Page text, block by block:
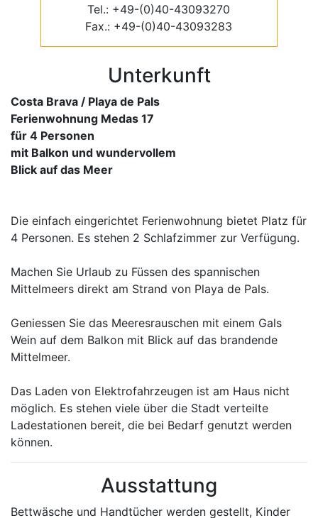
Tel.: +49-(0)40-43093270
Fax.: +49-(0)40-43093283
Unterkunft
Costa Brava / Playa de Pals
Ferienwohnung Medas 17
für 4 Personen
mit Balkon und wundervollem
Blick auf das Meer
Die einfach eingerichtet Ferienwohnung bietet Platz für
4 Personen. Es stehen 2 Schlafzimmer zur Verfügung.
Machen Sie Urlaub zu Füssen des spannischen
Mittelmeers direkt am Strand von Playa de Pals.
Geniessen Sie das Meeresrauschen mit einem Gals
Wein auf dem Balkon mit Blick auf das brandende
Mittelmeer.
Das Laden von Elektrofahrzeugen ist am Haus nicht
möglich. Es stehen viele über die Stadt verteilte
Ladestationen bereit, die bei Bedarf genutzt werden
können.
Ausstattung
Bettwäsche und Handtücher werden gestellt, Kinder